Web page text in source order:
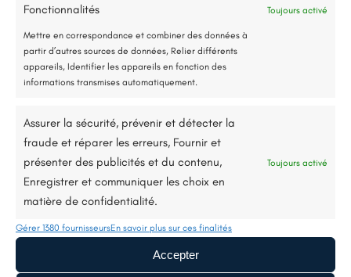
Fonctionnalités Toujours activé
Mettre en correspondance et combiner des données à
partir d’autres sources de données, Relier différents
appareils, Identifier les appareils en fonction des
informations transmises automatiquement.
Assurer la sécurité, prévenir et détecter la
fraude et réparer les erreurs, Fournir et
présenter des publicités et du contenu,
Enregistrer et communiquer les choix en
matière de confidentialité.
Toujours activé
Gérer 1380 fournisseursEn savoir plus sur ces finalités
Accepter
11 rue Kléber, 49130, Les Ponts-de-Cé
renorev.environnement@hotmail.com
02 52 35 26 70
Jusqu’à 80% de prise en charge*